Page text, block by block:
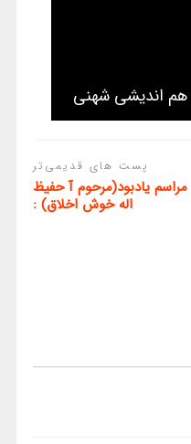
هم اندیشی شهنی
پست های قدیمی‌تر
مراسم یادبود(مرحوم آ حفیظ
اله خوش اخلاق) :